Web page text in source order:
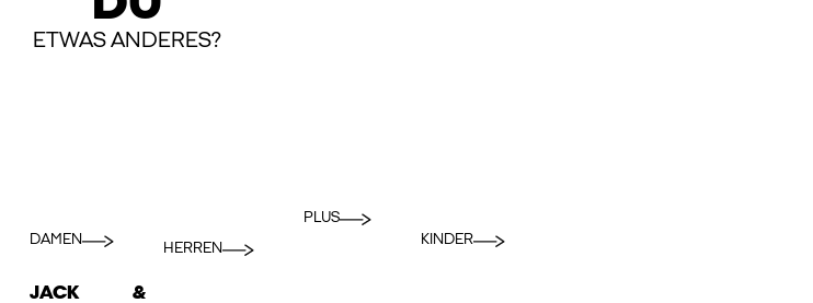
ETWAS ANDERES?
DAMEN
HERREN
PLUS
KINDER
JACK &